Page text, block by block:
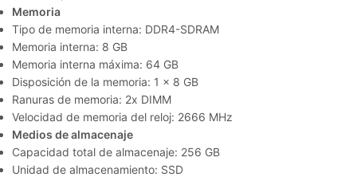
Memoria
Tipo de memoria interna: DDR4-SDRAM
Memoria interna: 8 GB
Memoria interna máxima: 64 GB
Disposición de la memoria: 1 x 8 GB
Ranuras de memoria: 2x DIMM
Velocidad de memoria del reloj: 2666 MHz
Medios de almacenaje
Capacidad total de almacenaje: 256 GB
Unidad de almacenamiento: SSD